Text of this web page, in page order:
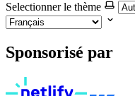
Selectionner le thème
Sponsorisé par